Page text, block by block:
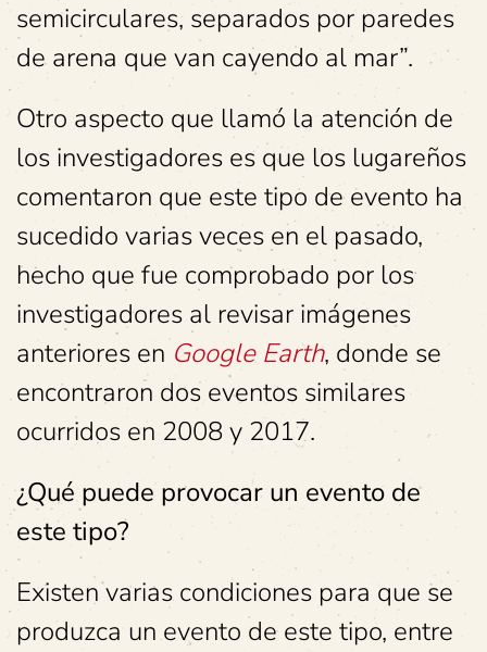
semicirculares, separados por paredes
de arena que van cayendo al mar”.
Otro aspecto que llamó la atención de
los investigadores es que los lugareños
comentaron que este tipo de evento ha
sucedido varias veces en el pasado,
hecho que fue comprobado por los
investigadores al revisar imágenes
anteriores en Google Earth, donde se
encontraron dos eventos similares
ocurridos en 2008 y 2017.
¿Qué puede provocar un evento de
este tipo?
Existen varias condiciones para que se
produzca un evento de este tipo, entre